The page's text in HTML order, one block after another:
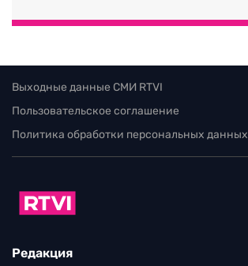
Выходные данные СМИ RTVI
Пользовательское соглашение
Политика обработки персональных данных
Редакция